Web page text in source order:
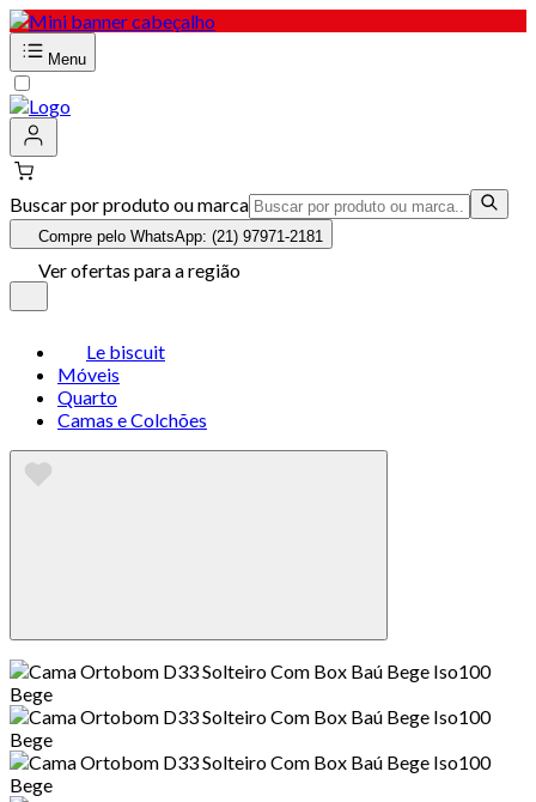
Menu
Buscar por produto ou marca
Compre pelo WhatsApp: (21) 97971-2181
Ver ofertas para a região
Le biscuit
Móveis
Quarto
Camas e Colchões